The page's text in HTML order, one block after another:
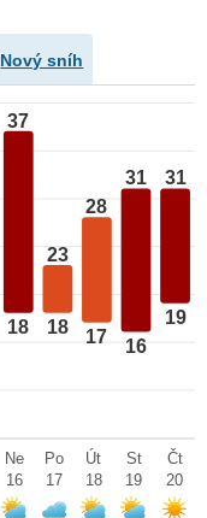
Nový sníh
37
18
23
18
28
17
31
16
31
19
Ne
16
Po
17
Út
18
St
19
Čt
20